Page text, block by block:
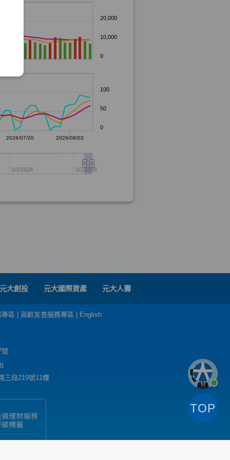
元大創投 元大國際資產 元大人壽
區 高齡友善服務專區 English
號
三段219號11樓
TOP